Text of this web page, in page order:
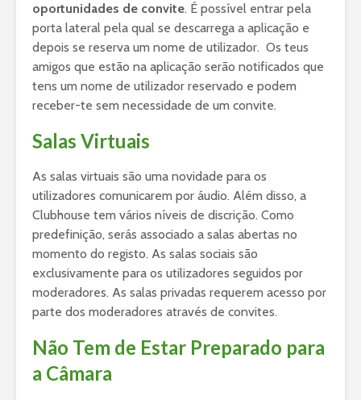
oportunidades de convite. É possível entrar pela
porta lateral pela qual se descarrega a aplicação e
depois se reserva um nome de utilizador. Os teus
amigos que estão na aplicação serão notificados que
tens um nome de utilizador reservado e podem
receber-te sem necessidade de um convite.
Salas Virtuais
As salas virtuais são uma novidade para os
utilizadores comunicarem por áudio. Além disso, a
Clubhouse tem vários níveis de discrição. Como
predefinição, serás associado a salas abertas no
momento do registo. As salas sociais são
exclusivamente para os utilizadores seguidos por
moderadores. As salas privadas requerem acesso por
parte dos moderadores através de convites.
Não Tem de Estar Preparado para
a Câmara